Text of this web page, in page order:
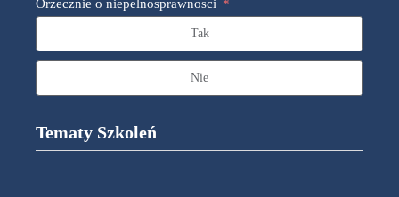
Orzecznie o niepelnosprawnosci
Tak
Nie
Tematy Szkoleń